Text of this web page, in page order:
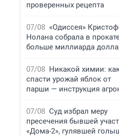
проверенных рецепта
07/08 «Одиссея»
Нолана собрала в
больше миллиарда
07/08 Никакой химии:
спасти урожай яблок от
парши — инструкция
07/08 Суд избрал меру
пресечения бывшей
«Дома-2», гулявшей